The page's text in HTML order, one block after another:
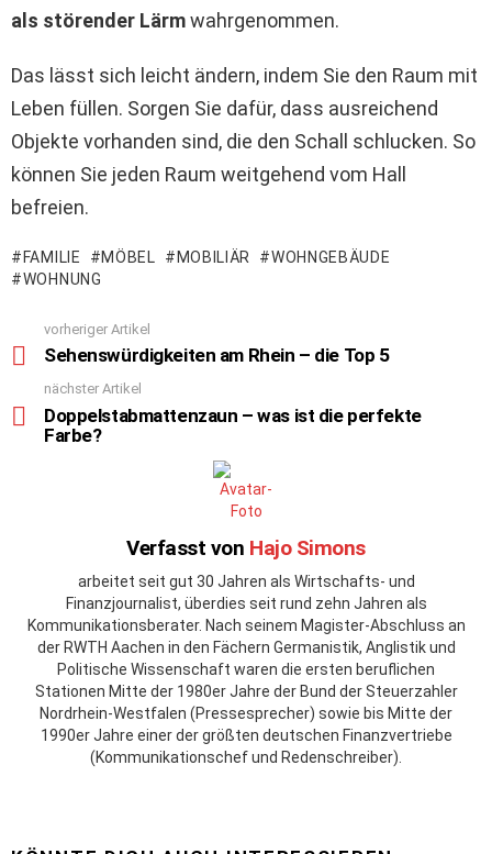
als störender Lärmwahrgenommen.
Das lässt sich leicht ändern, indem Sie den Raum mit
Leben füllen. Sorgen Sie dafür, dass ausreichend
Objekte vorhanden sind, die den Schall schlucken. So
können Sie jeden Raum weitgehend vom Hall
befreien.
FAMILIE MÖBEL MOBILIÄR
WOHNGEBÄUDE
WOHNUNG
more
vorheriger Artikel
Sehenswürdigkeiten am Rhein – die Top 5
nächster Artikel
Doppelstabmattenzaun – was ist die perfekte
Farbe?
Verfasst von Hajo Simons
arbeitet seit gut 30 Jahren als Wirtschafts- und
Finanzjournalist, überdies seit rund zehn Jahren als
Kommunikationsberater. Nach seinem Magister-Abschluss an
der RWTH Aachen in den Fächern Germanistik, Anglistik und
Politische Wissenschaft waren die ersten beruflichen
Stationen Mitte der 1980er Jahre der Bund der Steuerzahler
Nordrhein-Westfalen (Pressesprecher) sowie bis Mitte der
1990er Jahre einer der größten deutschen Finanzvertriebe
(Kommunikationschef und Redenschreiber).